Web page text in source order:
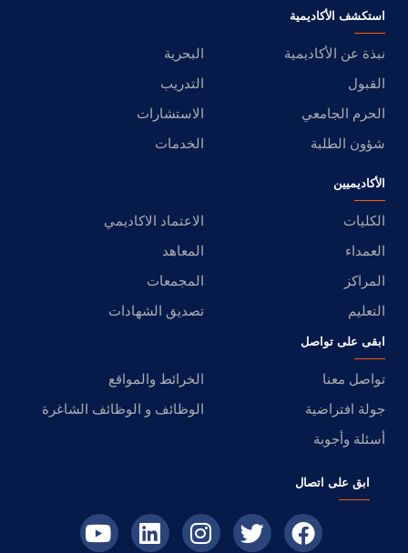
استكشف الأكاديمية
نبذة عن الأكاديمية
البحرية
القبول
التدريب
الحرم الجامعي
الاستشارات
شؤون الطلبة
الخدمات
الأكاديميين
الكليات
الاعتماد الاكاديمي
العمداء
المعاهد
المراكز
المجمعات
التعليم
تصديق الشهادات
ابقى على تواصل
تواصل معنا
الخرائط والمواقع
جولة افتراضية
الوظائف و الوظائف الشاغرة
أسئلة وأجوبة
ابق على اتصال